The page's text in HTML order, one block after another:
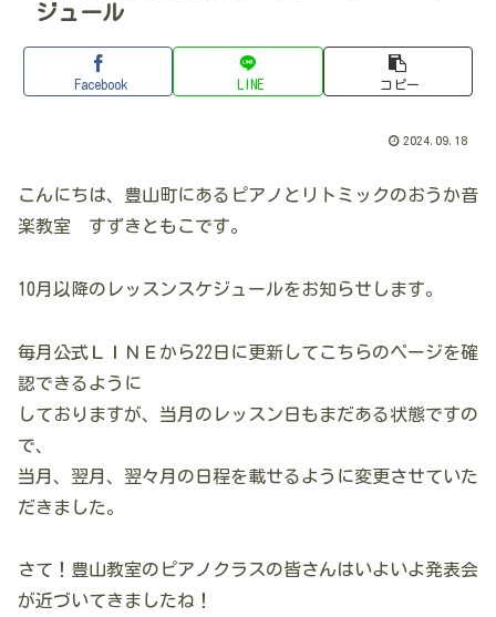
ジュール
Facebook LINE コピー
2024.09.18
こんにちは、豊山町にあるピアノとリトミックのおうか音
楽教室 すずきともこです。
10月以降のレッスンスケジュールをお知らせします。
毎月公式ＬＩＮＥから22日に更新してこちらのページを確
認できるように
しておりますが、当月のレッスン日もまだある状態ですの
で、
当月、翌月、翌々月の日程を載せるように変更させていた
だきました。
さて！豊山教室のピアノクラスの皆さんはいよいよ発表会
が近づいてきましたね！